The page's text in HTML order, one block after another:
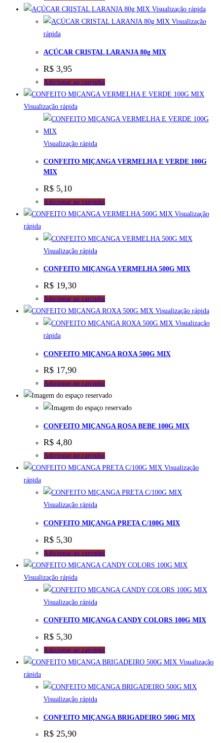
Visualização rápida
Visualização
rápida
AÇÚCAR CRISTAL LARANJA 80g MIX
R$ 3,95
Adicionar ao carrinho
Visualização rápida
Visualização rápida
CONFEITO MIÇANGA VERMELHA E VERDE 100G
MIX
R$ 5,10
Adicionar ao carrinho
Visualização
rápida
Visualização rápida
CONFEITO MIÇANGA VERMELHA 500G MIX
R$ 19,30
Adicionar ao carrinho
Visualização rápida
Visualização
rápida
CONFEITO MIÇANGA ROXA 500G MIX
R$ 17,90
Adicionar ao carrinho
CONFEITO MIÇANGA ROSA BEBE 100G MIX
R$ 4,80
Adicionar ao carrinho
Visualização
rápida
Visualização rápida
CONFEITO MIÇANGA PRETA C/100G MIX
R$ 5,30
Adicionar ao carrinho
Visualização rápida
Visualização rápida
CONFEITO MIÇANGA CANDY COLORS 100G MIX
R$ 5,30
Adicionar ao carrinho
Visualização
rápida
Visualização rápida
CONFEITO MIÇANGA BRIGADEIRO 500G MIX
R$ 25,90